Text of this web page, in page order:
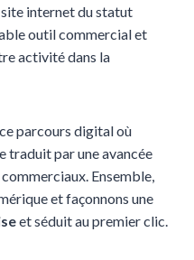
internet du statut
outil commercial et
activité dans la
parcours digital où
traduit par une avancée
Ensemble,
et façonnons une
et séduit au premier clic.